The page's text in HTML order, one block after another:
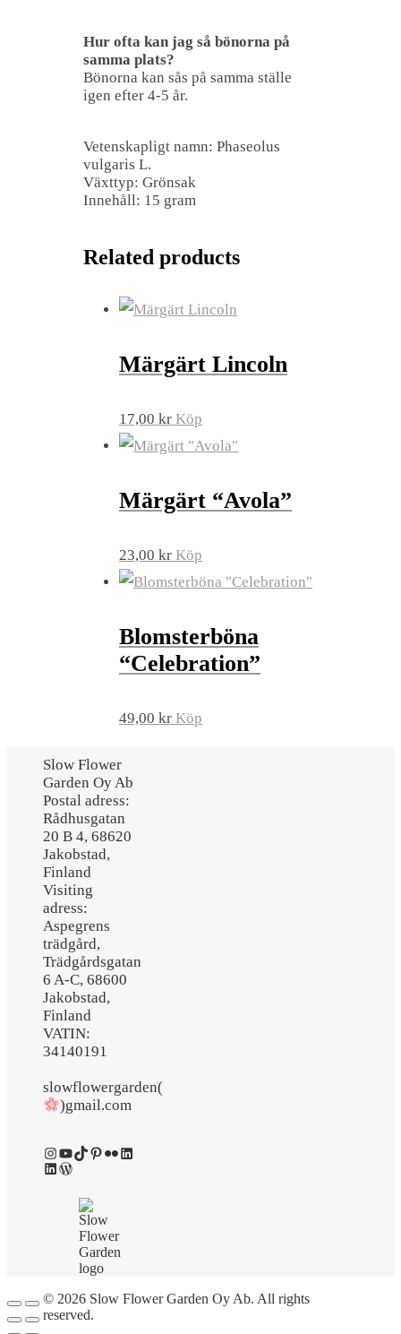
Hur ofta kan jag så bönorna på
samma plats?
Bönorna kan sås på samma ställe
igen efter 4-5 år.
Vetenskapligt namn: Phaseolus
vulgaris L.
Växttyp: Grönsak
Innehåll: 15 gram
Related products
Märgärt Lincoln
17,00 kr Köp
Märgärt “Avola”
23,00 kr Köp
Blomsterböna
“Celebration”
49,00 kr Köp
Slow Flower
Garden Oy Ab
Postal adress:
Rådhusgatan
20 B 4, 68620
Jakobstad,
Finland
Visiting
adress:
Aspegrens
trädgård,
Trädgårdsgatan
6 A-C, 68600
Jakobstad,
Finland
VATIN:
34140191
slowflowergarden(
)gmail.com
Instagram
YouTube
TikTok
Pinterest
FlickrLinkedIn
LinkedIn
WordPress
© 2026 Slow Flower Garden Oy Ab. All rights
reserved.